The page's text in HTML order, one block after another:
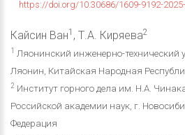
https://doi.org/10.30686/1609-9192-
Кайсин Ван1 , Т.А. Киряева2
1
Ляонинский инженерно-технический
Ляонин, Китайская Народная
2 Институт горного дела им. Н.А.
Российской академии наук, г.
Федерация